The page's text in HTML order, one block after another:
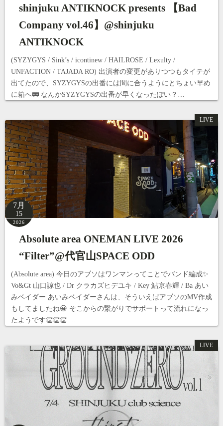
shinjuku ANTIKNOCK presents 【Bad
Company vol.46】@shinjuku
ANTIKNOCK
(SYZYGYS / Sink’s / icontinew / HAILROSE / Lexulty /
UNFACTION / TAJADA RO) 出演者の変更がありつつもタイテが
出てたので、SYZYGYSの出番には間に合うようにとちょい早め
に箱へ🚃 なんかSYZYGYSの出番が早くなったぽい？…
LIVE
7月
15
2026
Absolute area ONEMAN LIVE 2026
“Filter”@代官山SPACE ODD
(Absolute area) 今日のアブソはワンマンってことでバンド編成✨
Vo&Gt ⼭⼝諒也 / Dr クラカズヒデユキ / Key 鮎京春輝 / Ba あい
みベイダー あいみベイダーさんは、そういえばアブソのMV作成
もしてましたね😀 そこからの繋がりでサポートって流れになっ
たようです👏👏👏 …
LIVE